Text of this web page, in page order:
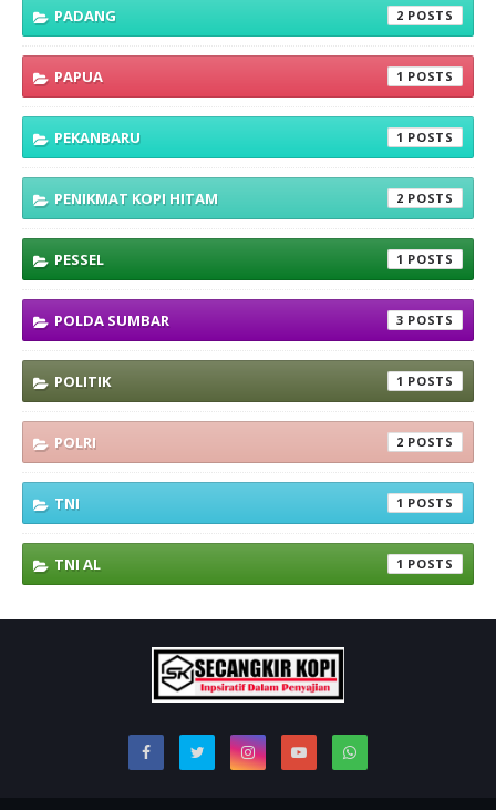
PADANG 2
PAPUA 1
PEKANBARU 1
PENIKMAT KOPI HITAM 2
PESSEL 1
POLDA SUMBAR 3
POLITIK 1
POLRI 2
TNI 1
TNI AL 1